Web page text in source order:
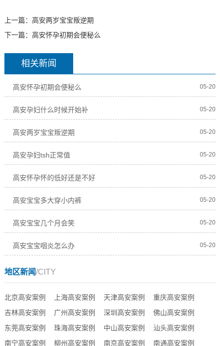
上一篇： 高安两岁宝宝叛逆期
下一篇： 高安怀孕初期会便秘么
相关新闻
高安怀孕初期会便秘么 05-20
高安孕妇什么时候开始补 05-20
高安两岁宝宝叛逆期 05-20
高安孕妇tsh正常值 05-20
高安怀孕怀的低好还是不好 05-20
高安宝宝多大穿小内裤 05-20
高安宝宝几个月会笑 05-20
高安宝宝咽炎怎么办 05-20
地区新闻/CITY
北京高安案例 上海高安案例 天津高安案例
重庆高安案例
吉林高安案例
广州高安案例 深圳高安案例
佛山高安案例
东莞高安案例
珠海高安案例 中山高安案例
汕头高安案例
南宁高安案例
柳州高安案例 南京高安案例 南通高安案例